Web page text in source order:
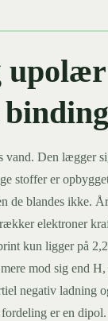
upolær
Den lægger
stoffer er
de blandes ikke.
elektroner
kun ligger på
mod sig end
negativ ladning
er en dipol.